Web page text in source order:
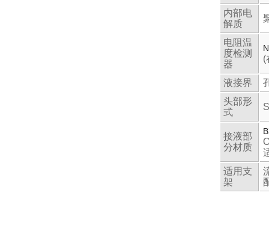
内部电
解质
电阻温
度检测
器
N
(
液接界
头部形
式
接液部
分材质
B
适用支
架